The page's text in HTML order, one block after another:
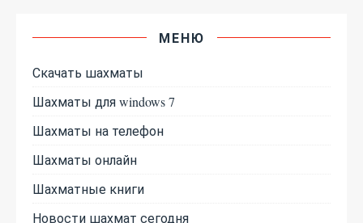
МЕНЮ
Скачать шахматы
Шахматы для windows 7
Шахматы на телефон
Шахматы онлайн
Шахматные книги
Новости шахмат сегодня